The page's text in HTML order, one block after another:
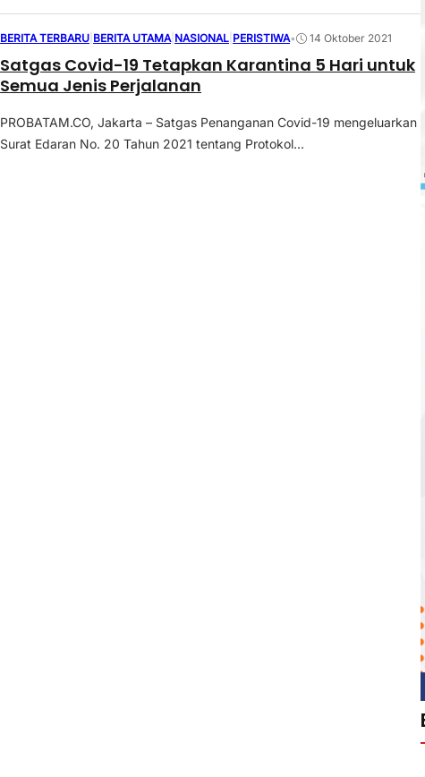
BERITA TERBARU BERITA UTAMA NASIONAL PERISTIWA• 14 Oktober 2021
Satgas Covid-19 Tetapkan Karantina 5 Hari untuk
Semua Jenis Perjalanan
PROBATAM.CO, Jakarta – Satgas Penanganan Covid-19 mengeluarkan
Surat Edaran No. 20 Tahun 2021 tentang Protokol...